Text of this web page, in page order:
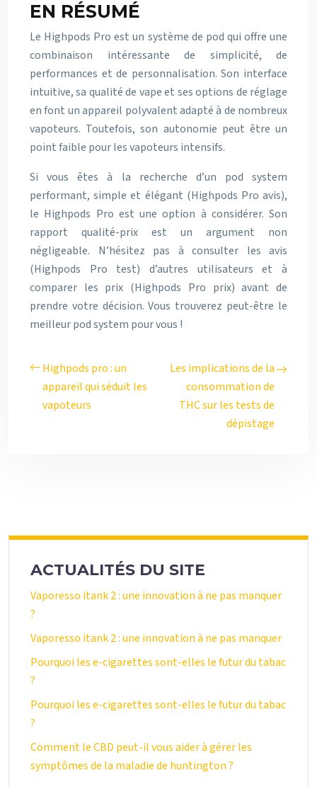
EN RÉSUMÉ
Le Highpods Pro est un système de pod qui offre une
combinaison intéressante de simplicité, de
performances et de personnalisation. Son interface
intuitive, sa qualité de vape et ses options de réglage
en font un appareil polyvalent adapté à de nombreux
vapoteurs. Toutefois, son autonomie peut être un
point faible pour les vapoteurs intensifs.
Si vous êtes à la recherche d’un pod system
performant, simple et élégant (Highpods Pro avis),
le Highpods Pro est une option à considérer. Son
rapport qualité-prix est un argument non
négligeable. N’hésitez pas à consulter les avis
(Highpods Pro test) d’autres utilisateurs et à
comparer les prix (Highpods Pro prix) avant de
prendre votre décision. Vous trouverez peut-être le
meilleur pod system pour vous !
Highpods pro : un
appareil qui séduit les
vapoteurs
Les implications de la
consommation de
THC sur les tests de
dépistage
ACTUALITÉS DU SITE
Vaporesso itank 2 : une innovation à ne pas manquer
?
Vaporesso itank 2 : une innovation à ne pas manquer
Pourquoi les e-cigarettes sont-elles le futur du tabac
?
Pourquoi les e-cigarettes sont-elles le futur du tabac
?
Comment le CBD peut-il vous aider à gérer les
symptômes de la maladie de huntington ?